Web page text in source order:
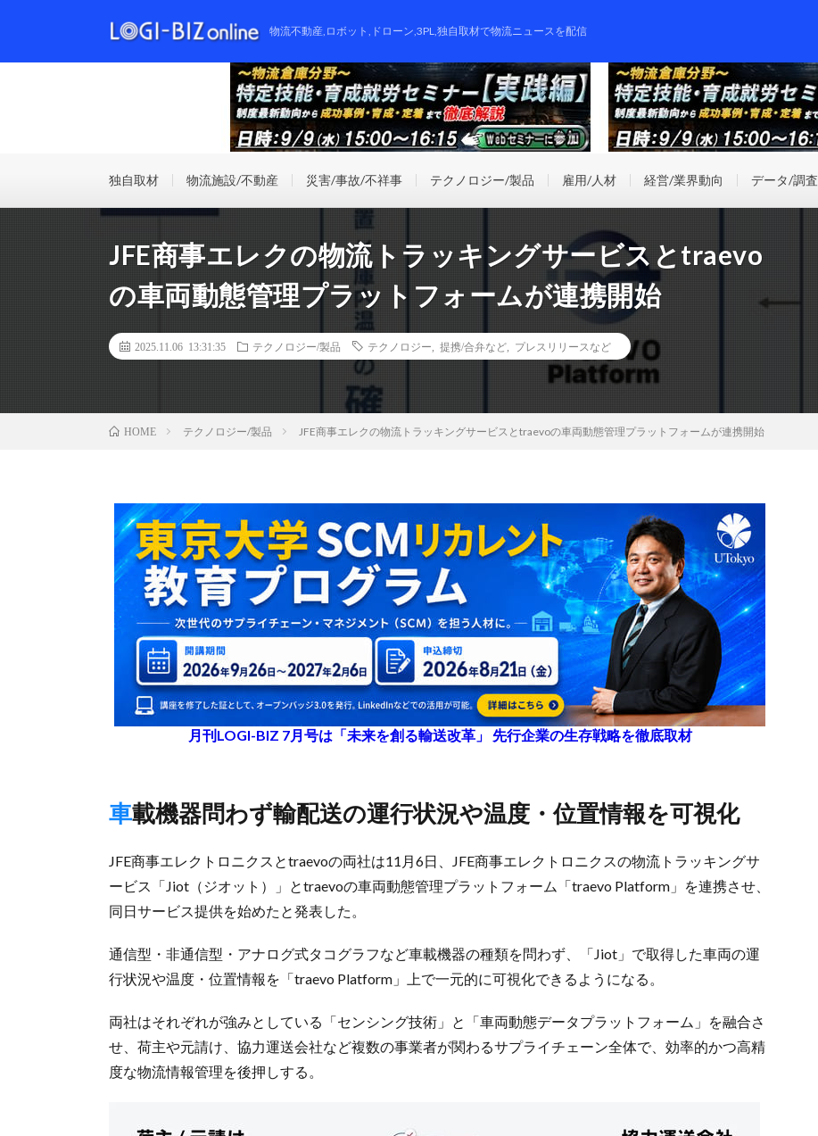
物流不動産,ロボット,ドローン,3PL,独自取材で物流ニュースを配信
独自取材 物流施設/不動産 災害/事故/不祥事 テクノロジー/製品 雇用/人材 経営/業界動向 データ/調査
JFE商事エレクの物流トラッキングサービスとtraevo
の車両動態管理プラットフォームが連携開始
2025.11.06 13:31:35 テクノロジー/製品 テクノロジー 提携/合弁など プレスリリースなど
HOME テクノロジー/製品 JFE商事エレクの物流トラッキングサービスとtraevoの車両動態管理プラットフォームが連携開始
月刊LOGI-BIZ 7月号は「未来を創る輸送改革」 先行企業の生存戦略を徹底取材
車載機器問わず輸配送の運行状況や温度・位置情報を可視化
JFE商事エレクトロニクスとtraevoの両社は11月6日、JFE商事エレクトロニクスの物流トラッキングサ
ービス「Jiot（ジオット）」とtraevoの車両動態管理プラットフォーム「traevo Platform」を連携させ、
同日サービス提供を始めたと発表した。
通信型・非通信型・アナログ式タコグラフなど車載機器の種類を問わず、「Jiot」で取得した車両の運
行状況や温度・位置情報を「traevo Platform」上で一元的に可視化できるようになる。
両社はそれぞれが強みとしている「センシング技術」と「車両動態データプラットフォーム」を融合さ
せ、荷主や元請け、協力運送会社など複数の事業者が関わるサプライチェーン全体で、効率的かつ高精
度な物流情報管理を後押しする。